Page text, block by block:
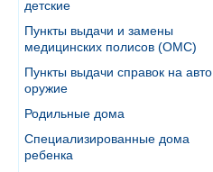
детские
Пункты выдачи и замены
медицинских полисов (ОМС)
Пункты выдачи справок на авто,
оружие
Родильные дома
Специализированные дома
ребенка